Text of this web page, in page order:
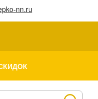
nn.ru